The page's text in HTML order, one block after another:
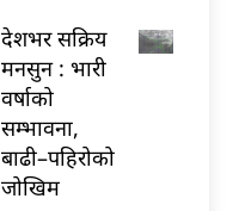
देशभर सक्रिय
मनसुन : भारी
वर्षाको
सम्भावना,
बाढी–पहिरोको
जोखिम